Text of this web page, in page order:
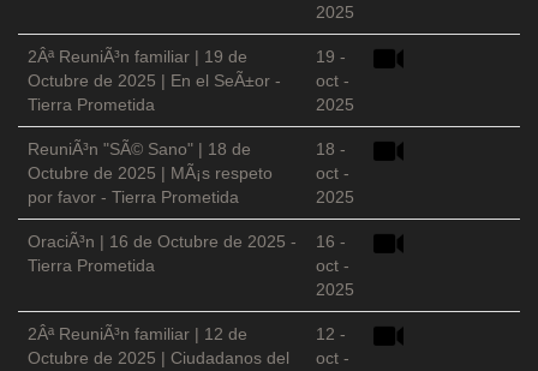
2025
2Âª ReuniÃ³n familiar | 19 de
Octubre de 2025 | En el SeÃ±or -
Tierra Prometida
19 -
oct -
2025
ReuniÃ³n "SÃ© Sano" | 18 de
Octubre de 2025 | MÃ¡s respeto
por favor - Tierra Prometida
18 -
oct -
2025
OraciÃ³n | 16 de Octubre de 2025 -
Tierra Prometida
16 -
oct -
2025
2Âª ReuniÃ³n familiar | 12 de
Octubre de 2025 | Ciudadanos del
12 -
oct -